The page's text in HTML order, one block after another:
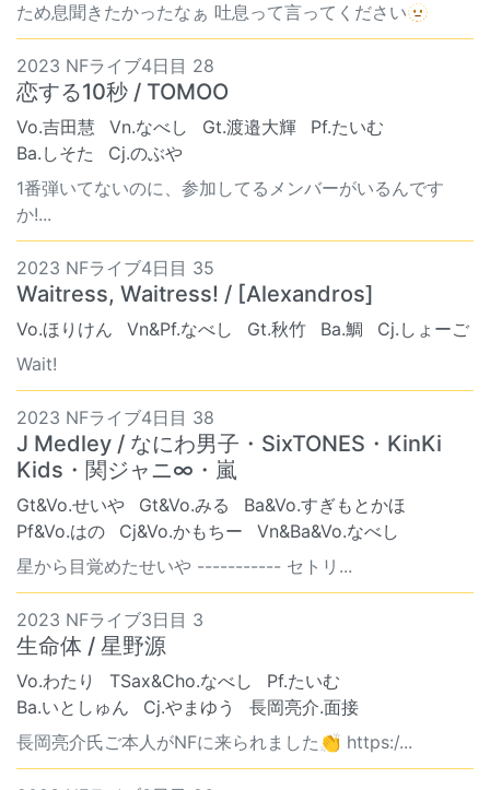
ため息聞きたかったなぁ 吐息って言ってください🫥
2023 NFライブ4日目 28
恋する10秒 / TOMOO
Vo.吉田慧 Vn.なべし Gt.渡邉大輝
Pf.たいむ
Ba.しそた
Cj.のぶや
1番弾いてないのに、参加してるメンバーがいるんです
か!...
2023 NFライブ4日目 35
Waitress, Waitress! / [Alexandros]
Vo.ほりけん Vn&Pf.なべし Gt.秋竹 Ba.鯛
Cj.しょーご
Wait!
2023 NFライブ4日目 38
J Medley / なにわ男子・SixTONES・KinKi
Kids・関ジャニ∞・嵐
Gt&Vo.せいや Gt&Vo.みる
Ba&Vo.すぎもとかほ
Pf&Vo.はの
Cj&Vo.かもちー
Vn&Ba&Vo.なべし
星から目覚めたせいや ----------- セトリ...
2023 NFライブ3日目 3
生命体 / 星野源
Vo.わたり TSax&Cho.なべし
Pf.たいむ
Ba.いとしゅん
Cj.やまゆう
長岡亮介.面接
長岡亮介氏ご本人がNFに来られました👏 https:/...